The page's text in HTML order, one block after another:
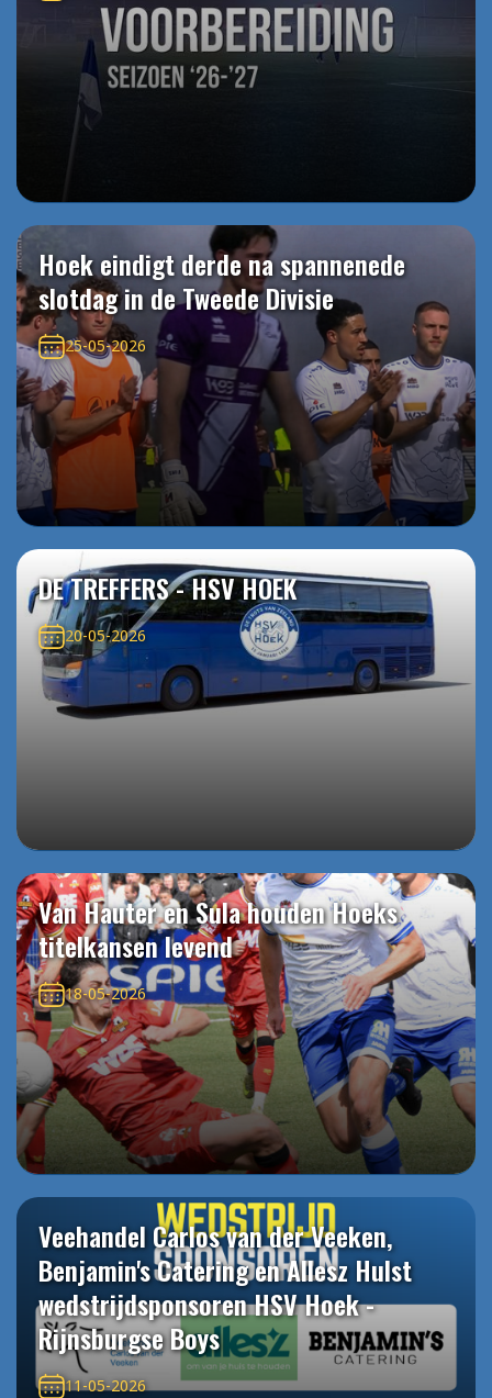
Hoek eindigt derde na spannenede
slotdag in de Tweede Divisie
25-05-2026
DE TREFFERS - HSV HOEK
20-05-2026
Van Hauter en Sula houden Hoeks
titelkansen levend
18-05-2026
Veehandel Carlos van der Veeken,
Benjamin's Catering en Allesz Hulst
wedstrijdsponsoren HSV Hoek -
Rijnsburgse Boys
11-05-2026